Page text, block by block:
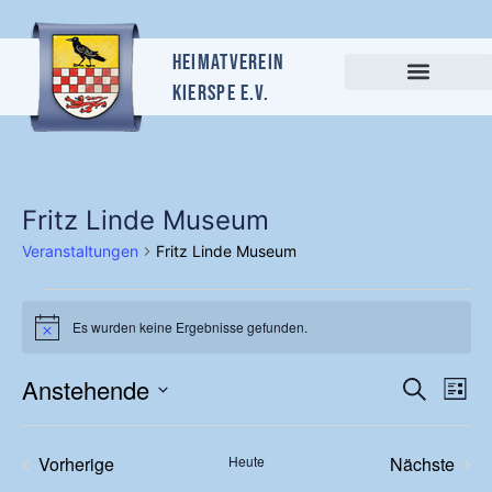
Heimatverein
Kierspe e.v.
Fritz Linde Museum
Veranstaltungen Fritz Linde Museum
HinweisEs wurden keine Ergebnisse gefunden.
SucheListe
Anstehende
Datum
wählen.
Vorherige
Heute
Nächste